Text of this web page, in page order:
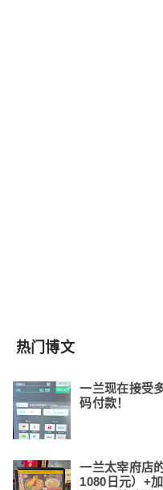
热门博文
一兰现在接受
码付款！
一兰太宰府店
1080日元）+